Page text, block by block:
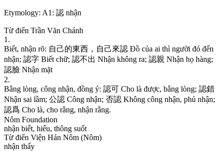
Etymology: A1: 認 nhận
Từ điển Trần Văn Chánh
1 .
Biết, nhận rõ: 自己的東西 ， 自己來認 Đồ của ai thì người đó đến
nhận; 認字 Biết chữ; 認不出 Nhận không ra; 認親 Nhận họ hàng;
認臉 Nhận mặt
2.
Bằng lòng, công nhận, đồng ý: 認可 Cho là được, bằng lòng; 認錯
Nhận sai lầm; 公認 Công nhận; 否認 Không công nhận, phủ nhận;
認爲 Cho là, cho rằng, nhận rằng.
Nôm Foundation
nhận biết, hiểu, thông suốt
Từ điển Viện Hán Nôm (Nôm)
nhận thấy